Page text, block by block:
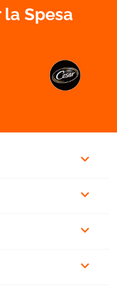
Spesa



